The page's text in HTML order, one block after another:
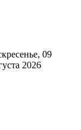
09
2026